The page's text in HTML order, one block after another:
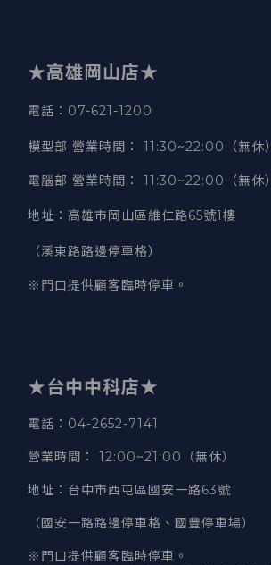
★高雄岡山店★
電話：07-621-1200
模型部 營業時間 ： 11:30~22:00（無休）
電腦部 營業時間 ： 11:30~22:00（無休）
地址 ： 高雄市岡山區維仁路65號1樓
（溪東路路邊停車格）
※門口提供顧客臨時停車。
★台中中科店★
電話 ：04-2652-7141
營業時間 ： 12:00~21:00（無休）
地址 ：台中市西屯區國安一路63號
（國安一路路邊停車格、國豐停車場）
※門口提供顧客臨時停車。